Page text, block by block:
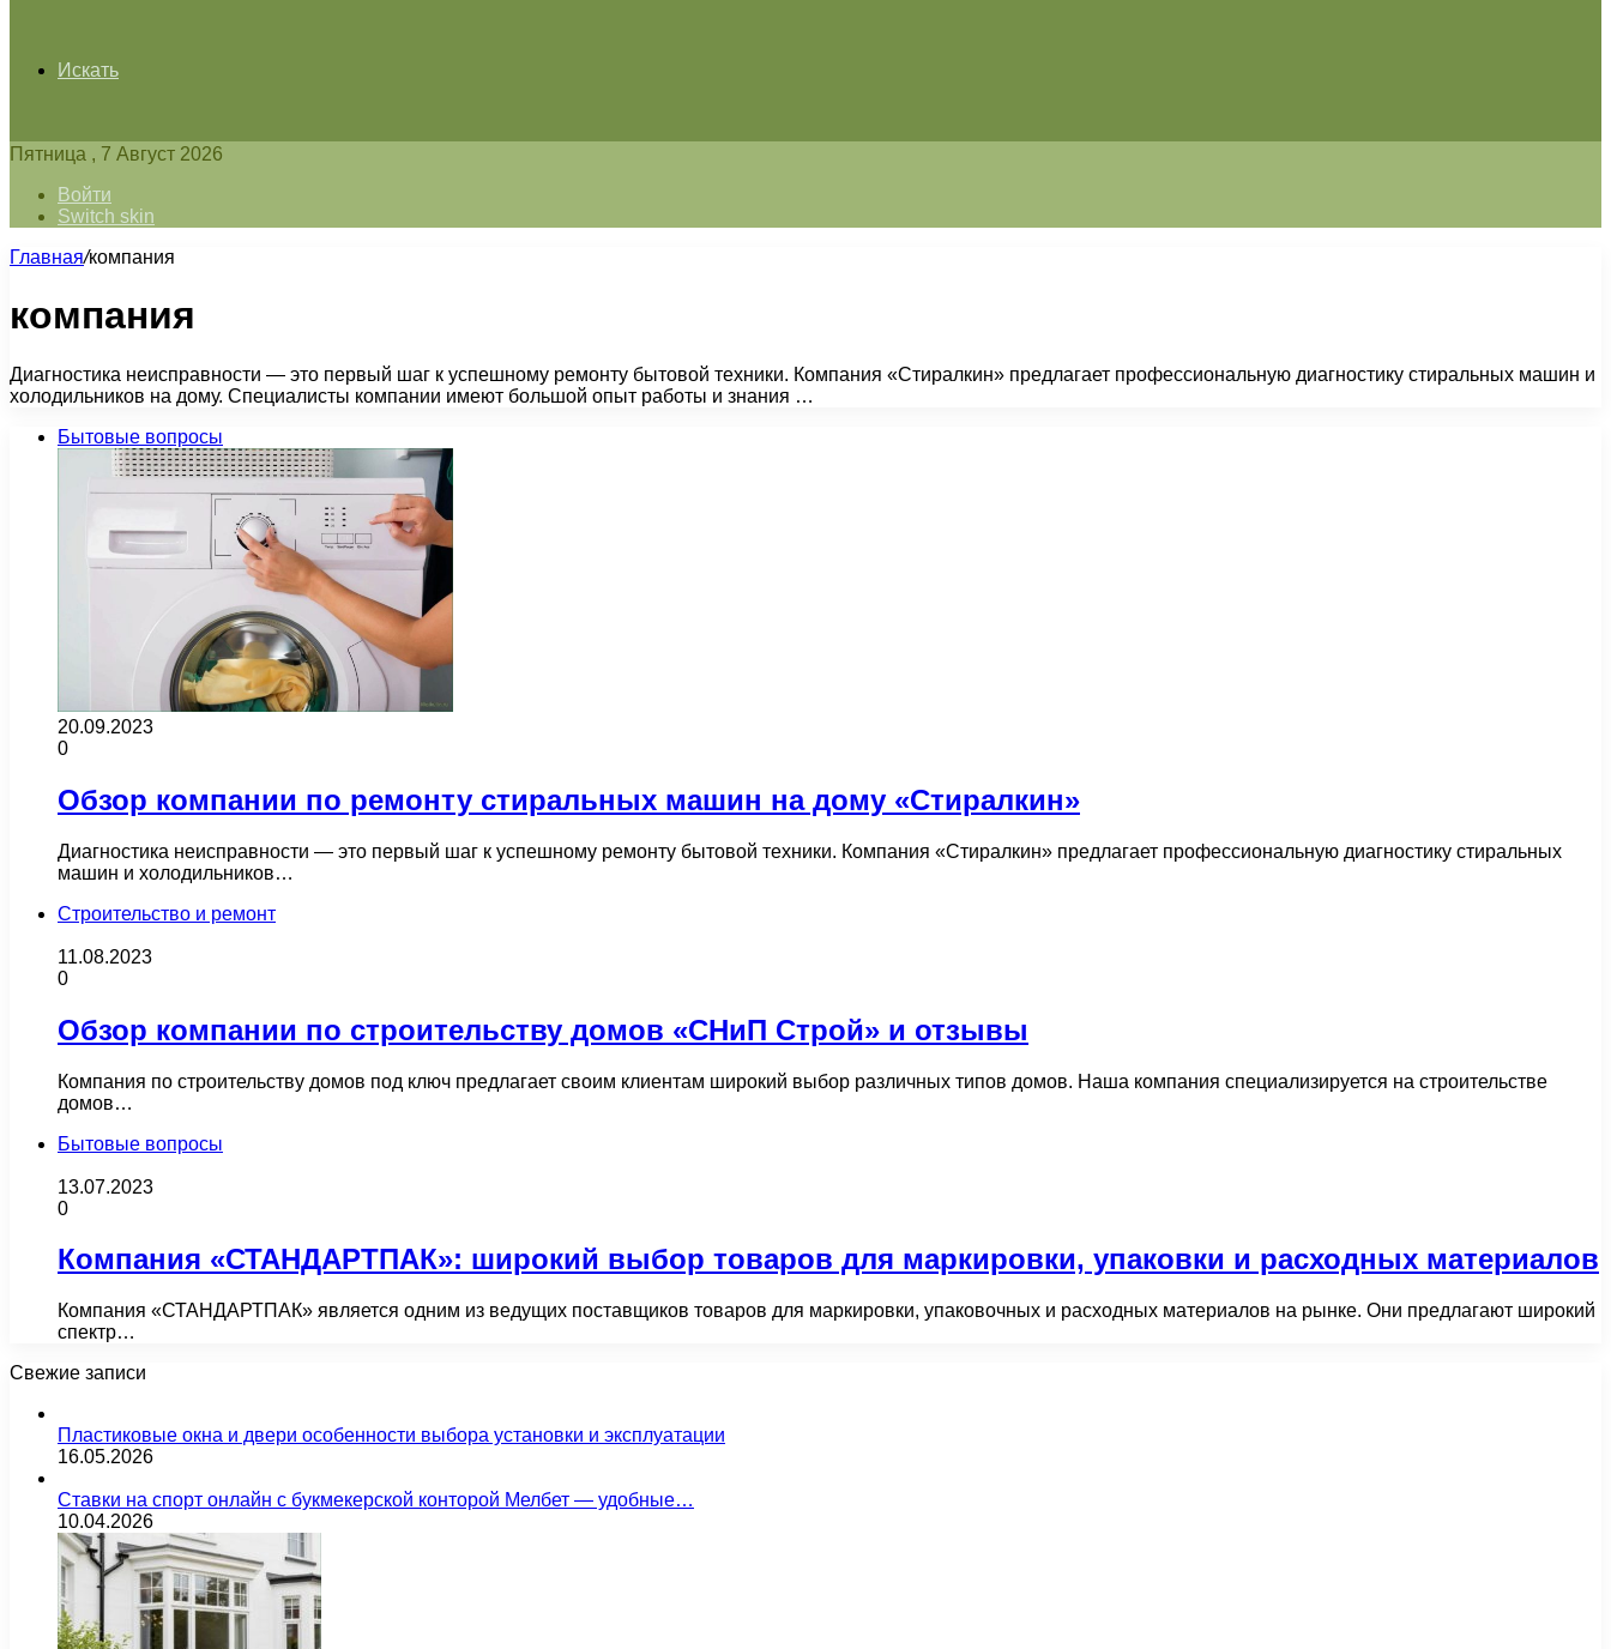
Искать
Пятница , 7 Август 2026
Войти
Switch skin
Главная/компания
компания
Диагностика неисправности — это первый шаг к успешному ремонту бытовой техники. Компания «Стиралкин» предлагает профессиональную диагностику стиральных машин и
холодильников на дому. Специалисты компании имеют большой опыт работы и знания …
Бытовые вопросы
20.09.2023
0
Обзор компании по ремонту стиральных машин на дому «Стиралкин»
Диагностика неисправности — это первый шаг к успешному ремонту бытовой техники. Компания «Стиралкин» предлагает профессиональную диагностику стиральных
машин и холодильников…
Строительство и ремонт
11.08.2023
0
Обзор компании по строительству домов «СНиП Строй» и отзывы
Компания по строительству домов под ключ предлагает своим клиентам широкий выбор различных типов домов. Наша компания специализируется на строительстве
домов…
Бытовые вопросы
13.07.2023
0
Компания «СТАНДАРТПАК»: широкий выбор товаров для маркировки, упаковки и расходных материалов
Компания «СТАНДАРТПАК» является одним из ведущих поставщиков товаров для маркировки, упаковочных и расходных материалов на рынке. Они предлагают широкий
спектр…
Свежие записи
Пластиковые окна и двери особенности выбора установки и эксплуатации
16.05.2026
Ставки на спорт онлайн с букмекерской конторой Мелбет — удобные…
10.04.2026